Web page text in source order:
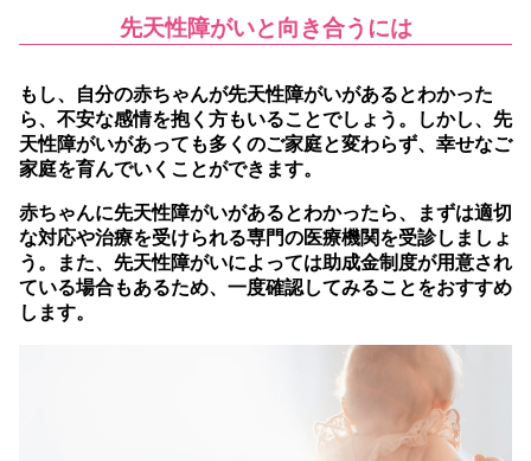
先天性障がいと向き合うには
もし、自分の赤ちゃんが先天性障がいがあるとわかった
ら、不安な感情を抱く方もいることでしょう。しかし、先
天性障がいがあっても多くのご家庭と変わらず、幸せなご
家庭を育んでいくことができます。
赤ちゃんに先天性障がいがあるとわかったら、まずは適切
な対応や治療を受けられる専門の医療機関を受診しましょ
う。また、先天性障がいによっては助成金制度が用意され
ている場合もあるため、一度確認してみることをおすすめ
します。